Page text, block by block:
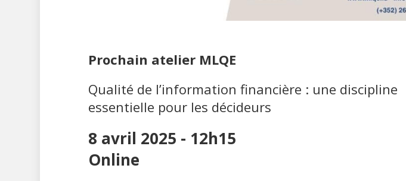
Prochain atelier MLQE
Qualité de l’information financière : une discipline
essentielle pour les décideurs
8 avril 2025 - 12h15
Online